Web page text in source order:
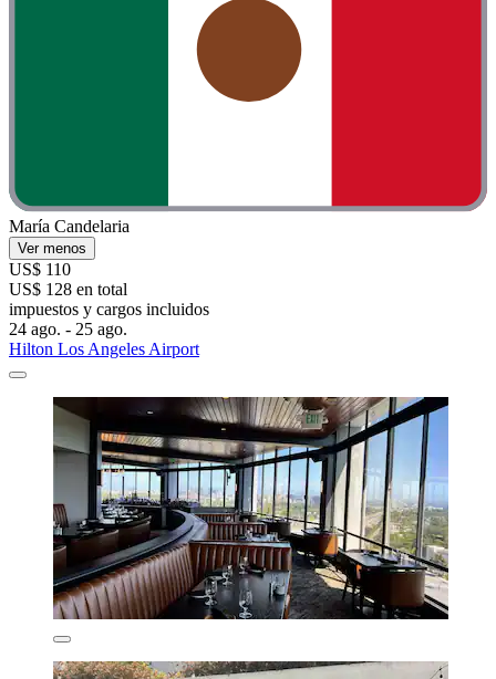
María Candelaria
Ver menos
US$ 110
US$ 128 en total
impuestos y cargos incluidos
24 ago. - 25 ago.
Hilton Los Angeles Airport